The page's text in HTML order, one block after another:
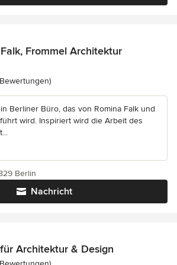
Frommel Architektur
5 von 5 Sternen
Berliner Büro, das von Romina Falk und
wird. Inspiriert wird die Arbeit des
Nachricht
Berlin
Architektur & Design